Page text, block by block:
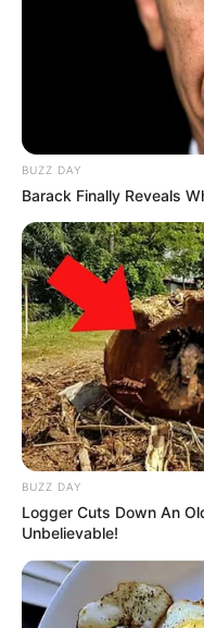
schnellen
Bass, Dubstep
eine
Festival-Sound.
16. August um
Tickets gibt es ab
Weitere
https://
Stadt/Ort: Neuss
Beginn:
Ende: 16.08.2026
Eintrittspreis:
EUR
Weitere
n...
Tatort-Dinner
Wenn Sie
in himmlischen
gibt es für Sie
für einige
BUZZ DAY
Barack Finally Reveals
BUZZ DAY
Logger Cuts Down An
Unbelievable!